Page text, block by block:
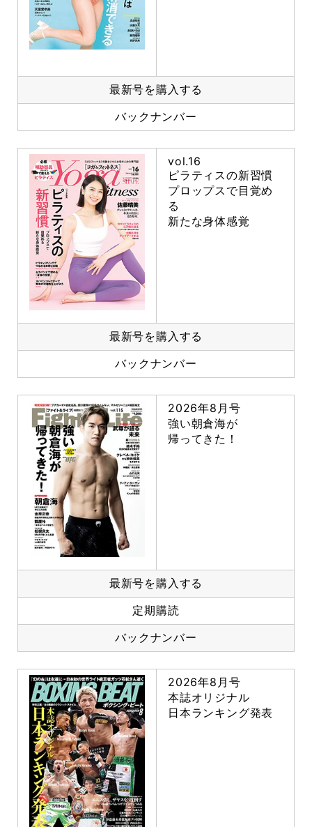
最新号を購入する
バックナンバー
vol.16
ピラティスの新習慣
プロップスで目覚め
る
新たな身体感覚
最新号を購入する
バックナンバー
2026年8月号
強い朝倉海が
帰ってきた！
最新号を購入する
定期購読
バックナンバー
2026年8月号
本誌オリジナル
日本ランキング発表